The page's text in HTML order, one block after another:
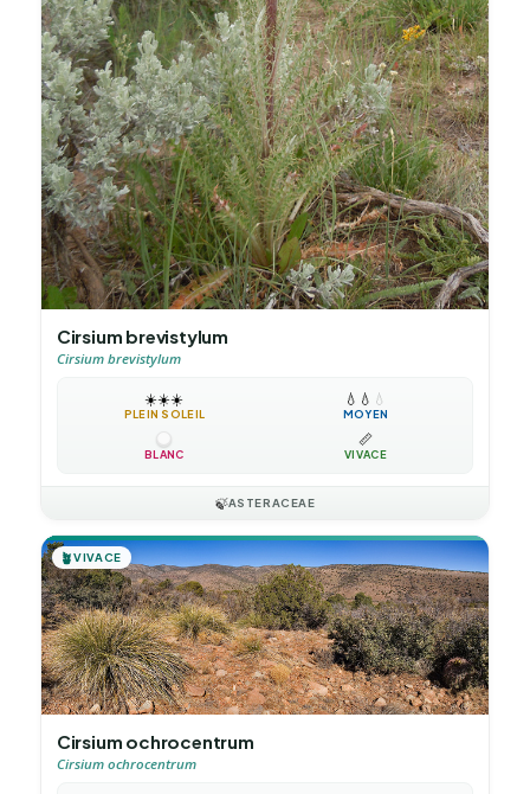
Cirsium brevistylum
Cirsium brevistylum
☀️☀️☀️
PLEIN SOLEIL
💧 💧 💧
MOYEN
BLANC
📏
VIVACE
🍃ASTERACEAE
🪴VIVACE
Cirsium ochrocentrum
Cirsium ochrocentrum